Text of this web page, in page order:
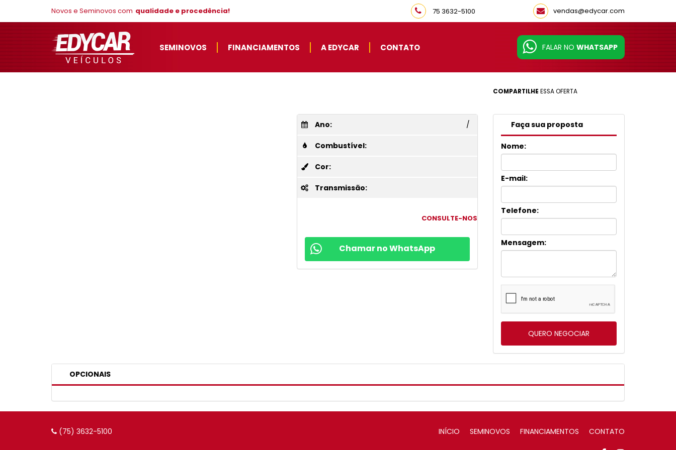
Novos e Seminovos com qualidade e procedência! 75 3632-5100 vendas@edycar.com
SEMINOVOS FINANCIAMENTOS A EDYCAR CONTATO FALAR NO WHATSAPP
COMPARTILHE ESSA OFERTA
Ano: /
Combustível:
Cor:
Transmissão:
CONSULTE-NOS
Chamar no WhatsApp
Faça sua proposta
Nome:
E-mail:
Telefone:
Mensagem:
OPCIONAIS
(75) 3632-5100 INÍCIO SEMINOVOS FINANCIAMENTOS CONTATO